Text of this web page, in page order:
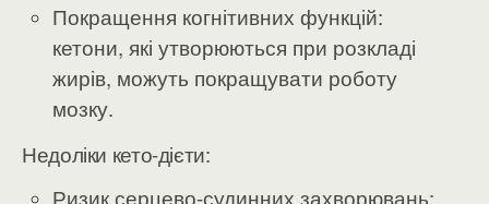
Покращення когнітивних функцій:
кетони, які утворюються при розкладі
жирів, можуть покращувати роботу
мозку.
Недоліки кето-дієти:
Ризик серцево-судинних захворювань: